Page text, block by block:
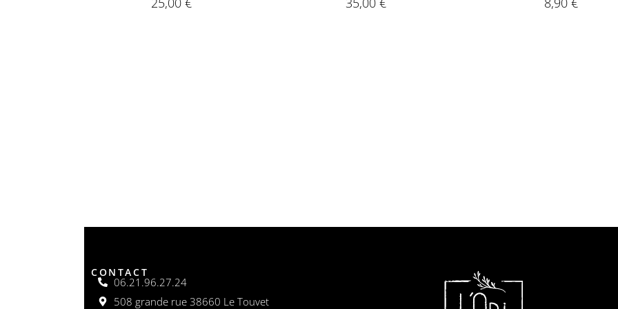
CONTACT
06.21.96.27.24
508 grande rue 38660 Le Touvet